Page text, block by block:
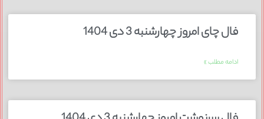
فال چای امروز چهارشنبه 3 دی 1404
ادامه مطلب »